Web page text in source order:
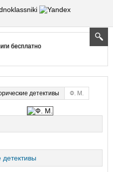
детективы Ф. М.
детективы